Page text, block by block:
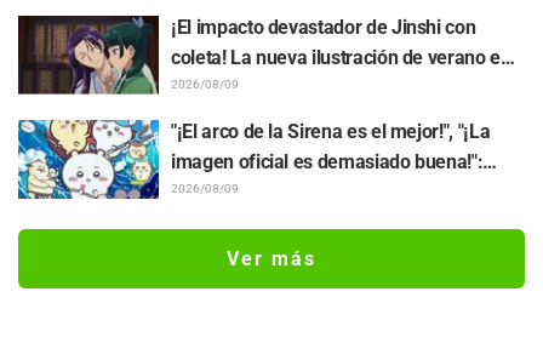
brazo tipo bestia!!" y "El mecha del
protagonista es muy atractivo"
¡El impacto devastador de Jinshi con
coleta! La nueva ilustración de verano en
yukata de "Los diarios de la boticaria"
genera furor: "Me dio un paro cardíaco" y
"Debería ser preservado como un mural"
2026/08/09
"¡El arco de la Sirena es el mejor!", "¡La
imagen oficial es demasiado buena!":
Gran expectativa por el estreno de la
of the Mermaid Island" hoy, 24 de julio
2026/08/09
Ver más